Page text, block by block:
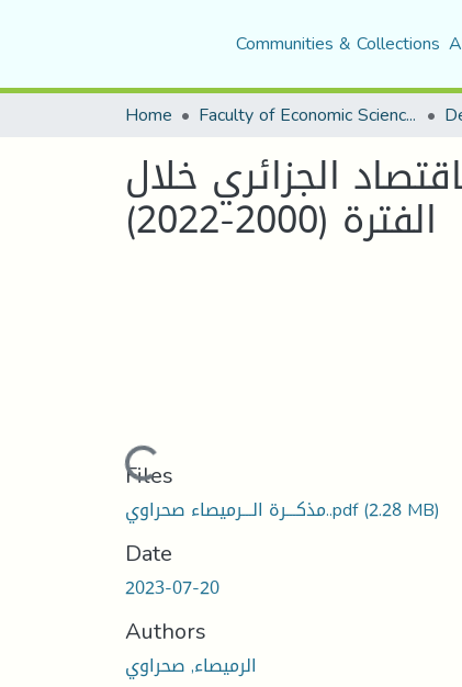
Communities & Collections
Home Faculty of Economic Sciences, Commerce and Management Sciences
الجزائري خلال
الفترة (2000-2022)
Loading...
Files
مذكـــرة الـــرميصاء صحراوي..pdf(2.28 MB)
Date
2023-07-20
Authors
الرميصاء, صحراوي